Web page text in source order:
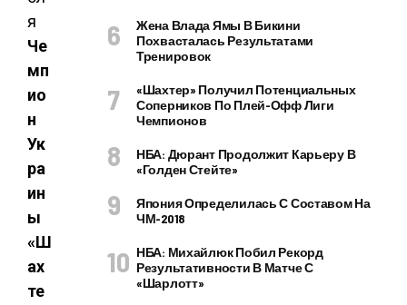
Че
мп
ио
н
Ук
ра
ин
ы
«Ш
ах
те
Жена Влада Ямы В Бикини
Похвасталась Результатами
Тренировок
«Шахтер» Получил Потенциальных
Соперников По Плей-Офф Лиги
Чемпионов
НБА: Дюрант Продолжит Карьеру В
«Голден Стейте»
Япония Определилась С Составом На
ЧМ-2018
НБА: Михайлюк Побил Рекорд
Результативности В Матче С
«Шарлотт»